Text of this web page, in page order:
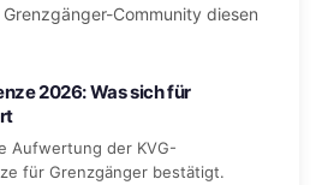
Community diesen
2026: Was sich für
Aufwertung der KVG-
für Grenzgänger bestätigt.